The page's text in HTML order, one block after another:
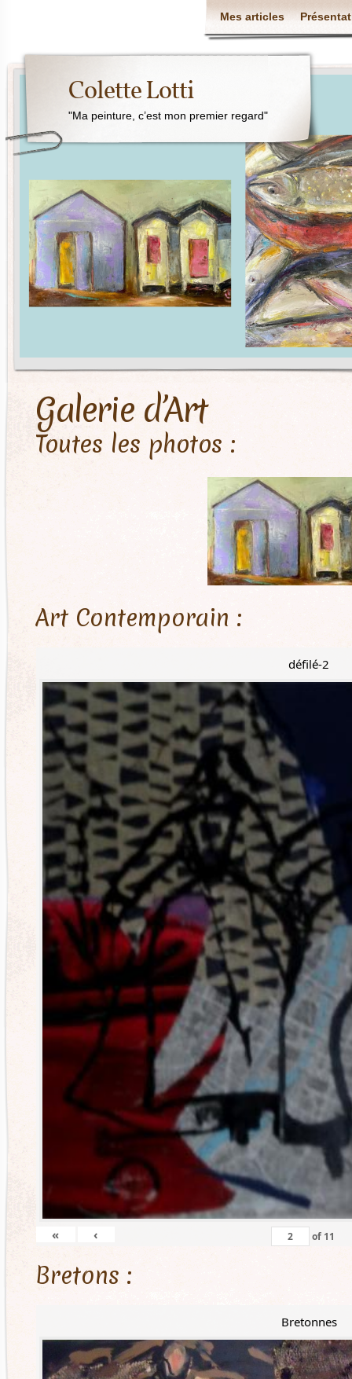
Mes articles
Colette Lotti
"Ma peinture, c’est mon premier regard"
Galerie d’Art
Toutes les photos :
Art Contemporain :
défilé-2
« ‹ of 11
Bretons :
Bretonnes